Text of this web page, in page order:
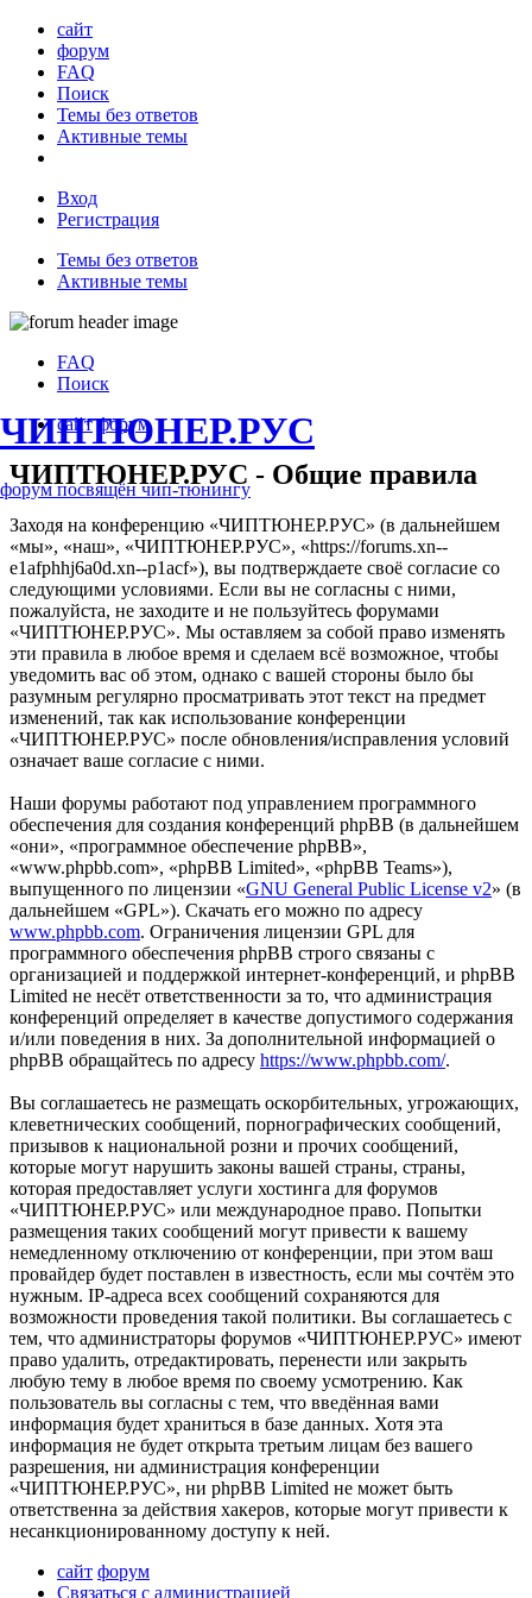
сайт
форум
FAQ
Поиск
Темы без ответов
Активные темы
Вход
Регистрация
Темы без ответов
Активные темы
ЧИПТЮНЕР.РУС
форум посвящён чип-тюнингу
FAQ
Поиск
сайт форум
ЧИПТЮНЕР.РУС - Общие правила
Заходя на конференцию «ЧИПТЮНЕР.РУС» (в дальнейшем
«мы», «наш», «ЧИПТЮНЕР.РУС», «https://forums.xn--
e1afphhj6a0d.xn--p1acf»), вы подтверждаете своё согласие со
следующими условиями. Если вы не согласны с ними,
пожалуйста, не заходите и не пользуйтесь форумами
«ЧИПТЮНЕР.РУС». Мы оставляем за собой право изменять
эти правила в любое время и сделаем всё возможное, чтобы
уведомить вас об этом, однако с вашей стороны было бы
разумным регулярно просматривать этот текст на предмет
изменений, так как использование конференции
«ЧИПТЮНЕР.РУС» после обновления/исправления условий
означает ваше согласие с ними.
Наши форумы работают под управлением программного
обеспечения для создания конференций phpBB (в дальнейшем
«они», «программное обеспечение phpBB»,
«www.phpbb.com», «phpBB Limited», «phpBB Teams»),
выпущенного по лицензии «GNU General Public License v2» (в
дальнейшем «GPL»). Скачать его можно по адресу
www.phpbb.com. Ограничения лицензии GPL для
программного обеспечения phpBB строго связаны с
организацией и поддержкой интернет-конференций, и phpBB
Limited не несёт ответственности за то, что администрация
конференций определяет в качестве допустимого содержания
и/или поведения в них. За дополнительной информацией о
phpBB обращайтесь по адресу https://www.phpbb.com/.
Вы соглашаетесь не размещать оскорбительных, угрожающих,
клеветнических сообщений, порнографических сообщений,
призывов к национальной розни и прочих сообщений,
которые могут нарушить законы вашей страны, страны,
которая предоставляет услуги хостинга для форумов
«ЧИПТЮНЕР.РУС» или международное право. Попытки
размещения таких сообщений могут привести к вашему
немедленному отключению от конференции, при этом ваш
провайдер будет поставлен в известность, если мы сочтём это
нужным. IP-адреса всех сообщений сохраняются для
возможности проведения такой политики. Вы соглашаетесь с
тем, что администраторы форумов «ЧИПТЮНЕР.РУС» имеют
право удалить, отредактировать, перенести или закрыть
любую тему в любое время по своему усмотрению. Как
пользователь вы согласны с тем, что введённая вами
информация будет храниться в базе данных. Хотя эта
информация не будет открыта третьим лицам без вашего
разрешения, ни администрация конференции
«ЧИПТЮНЕР.РУС», ни phpBB Limited не может быть
ответственна за действия хакеров, которые могут привести к
несанкционированному доступу к ней.
сайт форум
Связаться с администрацией